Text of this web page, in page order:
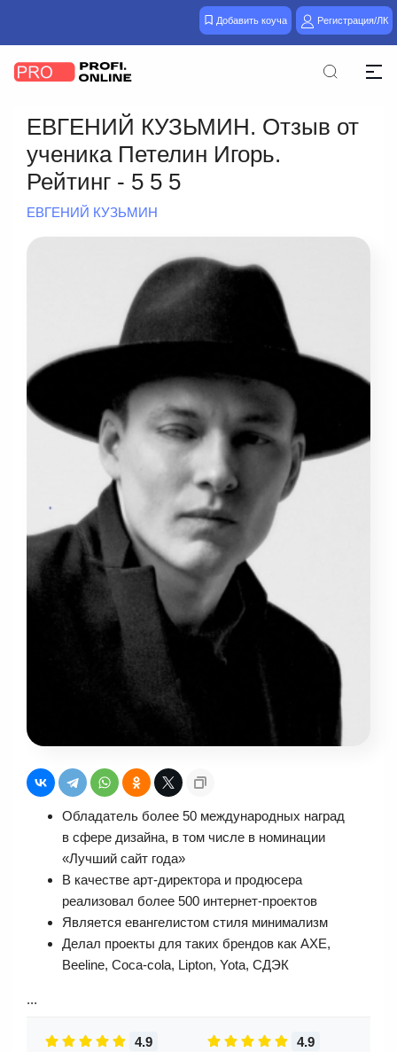
Добавить коуча Регистрация/ЛК
ЕВГЕНИЙ КУЗЬМИН. Отзыв от
ученика Петелин Игорь.
Рейтинг - 5 5 5
ЕВГЕНИЙ КУЗЬМИН
Обладатель более 50 международных наград
в сфере дизайна, в том числе в номинации
«Лучший сайт года»
В качестве арт‑директора и продюсера
реализовал более 500 интернет‑проектов
Является евангелистом стиля минимализм
Делал проекты для таких брендов как AXE,
Beeline, Coca‑cola, Lipton, Yota, СДЭК
...
4.9 4.9